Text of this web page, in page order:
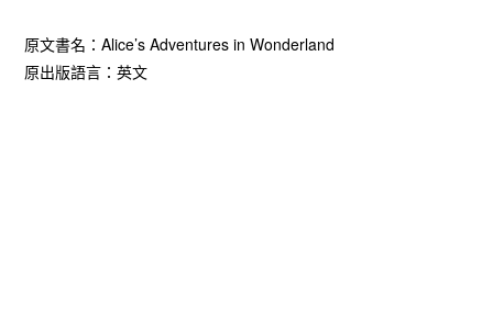
原文書名：Alice’s Adventures in Wonderland
原出版語言：英文